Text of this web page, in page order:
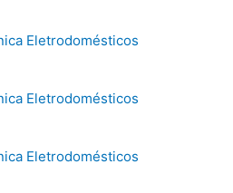
Eletrodomésticos
Eletrodomésticos
Eletrodomésticos